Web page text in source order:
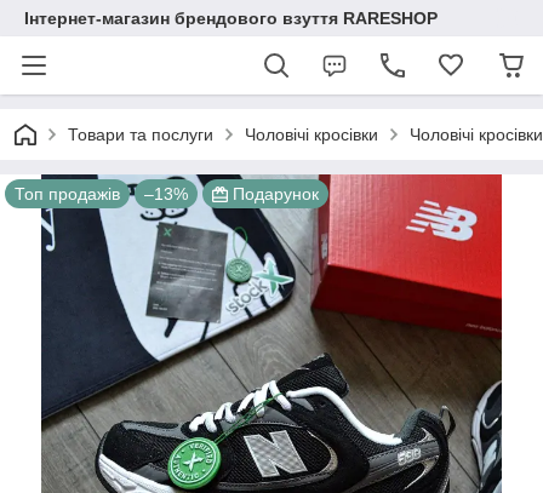
Інтернет-магазин брендового взуття RARESHOP
Товари та послуги Чоловічі кросівки Чоловічі
Топ продажів –13% Подарунок